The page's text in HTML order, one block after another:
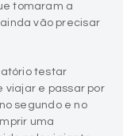
tomaram a
vão precisar
testar
viajar e passar por
segundo e no
uma